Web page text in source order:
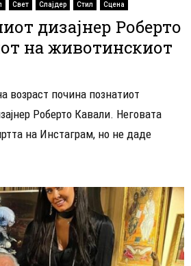
Свет Слајдер Стил Сцена
дизајнер Роберто
на животинскиот
возраст почина познатиот
Роберто Кавали. Неговата
на Инстаграм, но не даде